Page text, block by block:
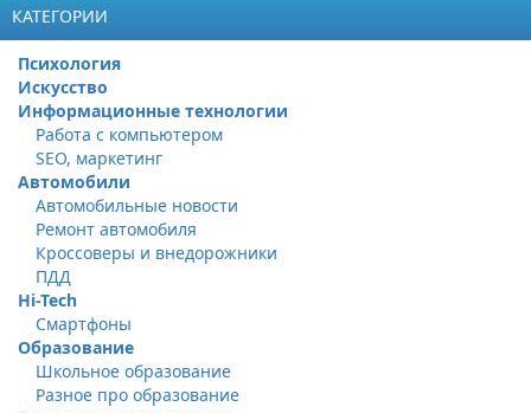
КАТЕГОРИИ
Психология
Искусство
Информационные технологии
Работа с компьютером
SEO, маркетинг
Автомобили
Автомобильные новости
Ремонт автомобиля
Кроссоверы и внедорожники
ПДД
Hi-Tech
Смартфоны
Образование
Школьное образование
Разное про образование